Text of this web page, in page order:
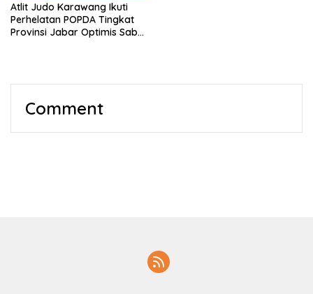
Atlit Judo Karawang Ikuti
Perhelatan POPDA Tingkat
Provinsi Jabar Optimis Sabet
Comment